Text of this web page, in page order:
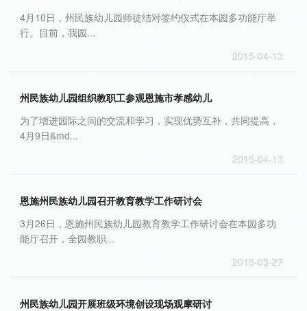
4月10日，州民族幼儿园师徒结对签约仪式在本园多功能厅举
行。目前，我园...
2015-04-13
州民族幼儿园组织教职工参观恩施市孝感幼儿
为了增进园际之间的交流和学习，实现优势互补，共同提高，
4月9日&md...
2015-04-13
恩施州民族幼儿园召开教育教学工作研讨会
3月26日，恩施州民族幼儿园教育教学工作研讨会在本园多功
能厅召开，全园教职...
2015-03-27
州民族幼儿园开展班级环境创设现场观摩研讨